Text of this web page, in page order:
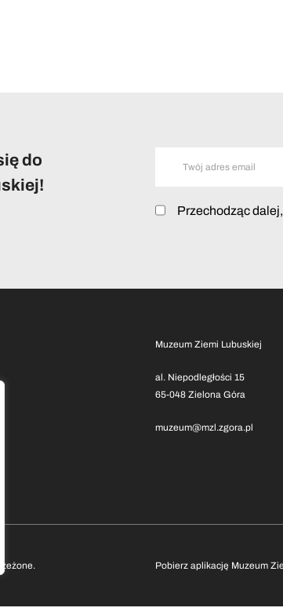
do
Przechodząc
Muzeum Ziemi Lubuskiej
al. Niepodległości 15
65-048 Zielona Góra
muzeum@mzl.zgora.pl
Pobierz aplikację Muzeum